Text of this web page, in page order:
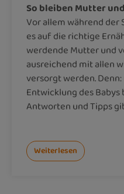
So bleiben Mutter
Vor allem während
es auf die richtige
werdende Mutter und
ausreichend mit allen
versorgt werden.
Entwicklung des
Antworten und Tipps
Weiterlesen